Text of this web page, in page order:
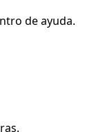
de ayuda.